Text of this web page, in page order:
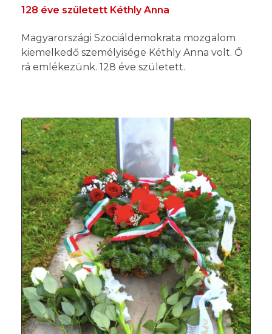
128 éve született Kéthly Anna
Magyarországi Szociáldemokrata mozgalom
kiemelkedő személyisége Kéthly Anna volt. Ő
rá emlékezünk. 128 éve született.